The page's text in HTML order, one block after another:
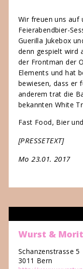
Wir freuen uns auf
Feierabendbier-Ses
Guerilla Jukebox
denn gespielt wird
der Frontman der
Elements und hat
bewiesen, dass er
anderem trat die
bekannten White
Fast Food, Bier
[PRESSETEXT]
Mo 23.01. 2017
Wurst &
Schanzenstrasse 5
3011 Bern